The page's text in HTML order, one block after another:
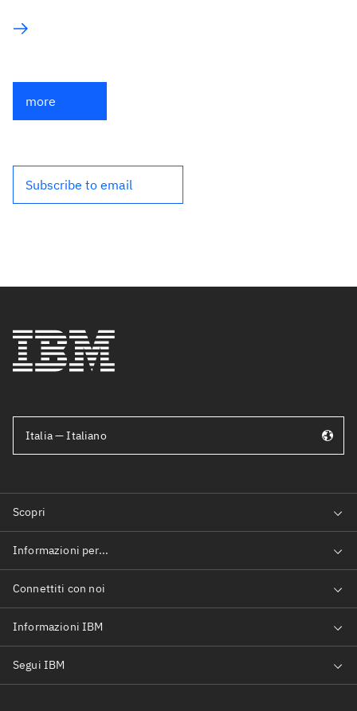
more
Subscribe to email
Italia — Italiano